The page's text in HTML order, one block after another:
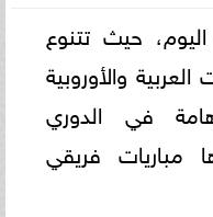
اليوم، حيث تتنوع
والأوروبية
في الدوري
مباريات فريقي